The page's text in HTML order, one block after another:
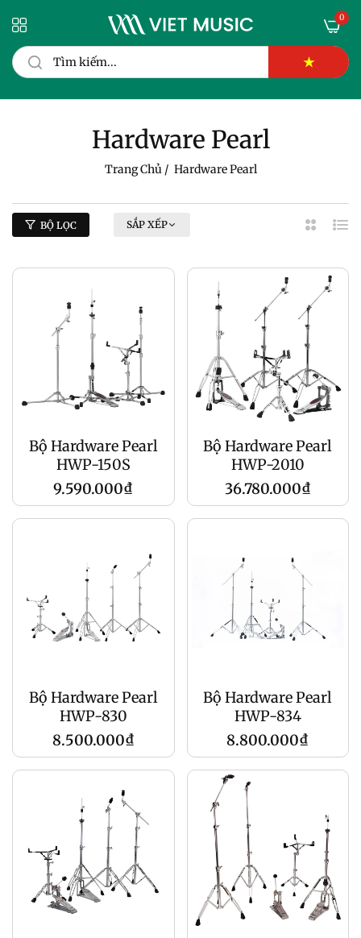
★
0
Hardware Pearl
Trang Chủ / Hardware Pearl
BỘ LỌC SẮP XẾP
2
Bộ Hardware Pearl
HWP-150S
Giá
9.590.000₫
Bộ Hardware Pearl
HWP-2010
Giá
36.780.000₫
Bộ Hardware Pearl
HWP-830
Giá
gốc
8.500.000₫
Bộ Hardware Pearl
HWP-834
Giá
gốc
8.800.000₫